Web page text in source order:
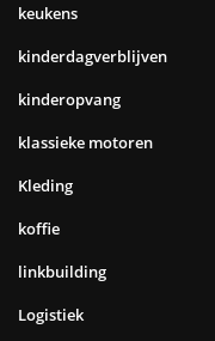
keukens
kinderdagverblijven
kinderopvang
klassieke motoren
Kleding
koffie
linkbuilding
Logistiek